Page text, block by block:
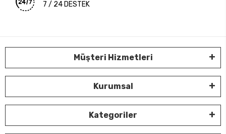
7 / 24 DESTEK
Müşteri Hizmetleri
Kurumsal
Kategoriler